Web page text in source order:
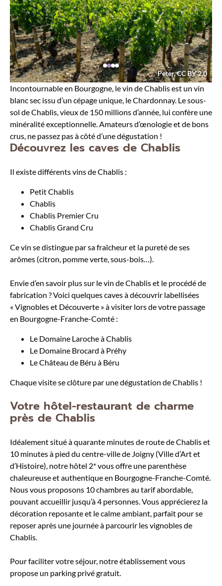
Peter, CC BY 2.0
Incontournable en Bourgogne, le vin de Chablis est un vin
blanc sec issu d’un cépage unique, le Chardonnay. Le sous-
sol de Chablis, vieux de 150 millions d’année, lui confère une
minéralité exceptionnelle. Amateurs d’œnologie et de bons
crus, ne passez pas à côté d’une dégustation !
Découvrez les caves de Chablis
Il existe différents vins de Chablis :
Petit Chablis
Chablis
Chablis Premier Cru
Chablis Grand Cru
Ce vin se distingue par sa fraîcheur et la pureté de ses
arômes (citron, pomme verte, sous-bois…).
Envie d’en savoir plus sur le vin de Chablis et le procédé de
fabrication ? Voici quelques caves à découvrir labellisées
« Vignobles et Découverte » à visiter lors de votre passage
en Bourgogne-Franche-Comté :
Le Domaine Laroche à Chablis
Le Domaine Brocard à Préhy
Le Château de Béru à Béru
Chaque visite se clôture par une dégustation de Chablis !
Votre hôtel-restaurant de charme
près de Chablis
Idéalement situé à quarante minutes de route de Chablis et
10 minutes à pied du centre-ville de Joigny (Ville d’Art et
d’Histoire), notre hôtel 2* vous offre une parenthèse
chaleureuse et authentique en Bourgogne-Franche-Comté.
Nous vous proposons 10 chambres au tarif abordable,
pouvant accueillir jusqu’à 4 personnes. Vous apprécierez la
décoration reposante et le calme ambiant, parfait pour se
reposer après une journée à parcourir les vignobles de
Chablis.
Pour faciliter votre séjour, notre établissement vous
propose un parking privé gratuit.